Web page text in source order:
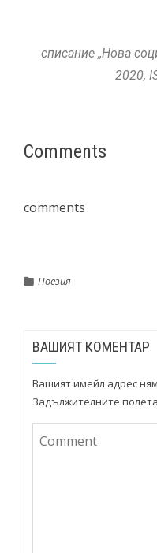
списание „Нова
2020,
Comments
comments
Поезия
ВАШИЯТ КОМЕНТАР
Вашият имейл адрес
Задължителните